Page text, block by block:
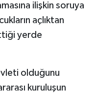
ilişkin soruya
açlıktan
yerde
olduğunu
kuruluşun